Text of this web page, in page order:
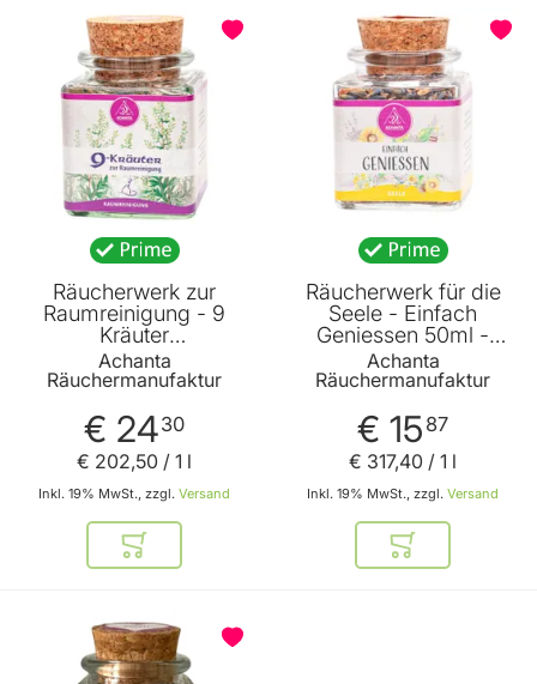
Räucherwerk zur
Raumreinigung - 9
Kräuter
Räuchermischung
120ml -
Achanta Räucherwelt
Achanta
Räuchermanufaktur
€ 2430
Inkl. 19% MwSt., zzgl. Versand
€ 202,50 / 1 l
In den Warenkorb
Räucherwerk für die
Seele - Einfach
Geniessen 50ml -
Räuchermischung von
Achanta Räucherwelt
Achanta
Räuchermanufaktur
€ 15 87
Inkl. 19% MwSt., zzgl. Versand
€ 317,40 / 1 l
In den